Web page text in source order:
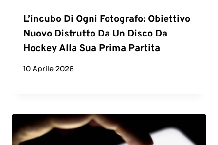
L’incubo Di Ogni Fotografo: Obiettivo
Nuovo Distrutto Da Un Disco Da
Hockey Alla Sua Prima Partita
10 Aprile 2026